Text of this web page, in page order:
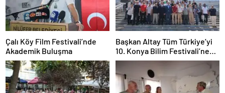
Çalı Köy Film Festivali’nde
Akademik Buluşma
Başkan Altay Tüm Türkiye’yi
10. Konya Bilim Festivali’ne
Davet Etti